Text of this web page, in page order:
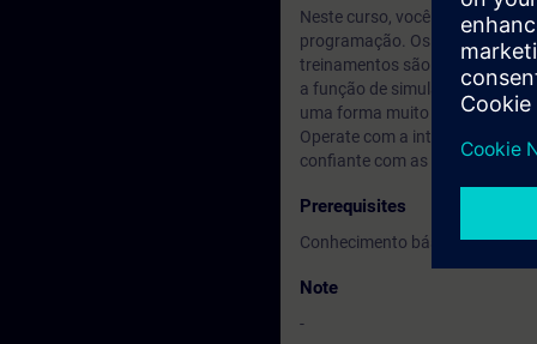
Neste curso, você aprenderá
programação. Os exercícios
treinamentos são uma parte
a função de simulação gráfica
uma forma muito clara e o
Operate com a interface do
confiante com as máquinas-
Prerequisites
Conhecimento básico de
Note
-